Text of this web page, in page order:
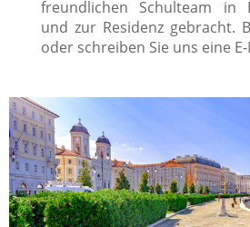
freundlichen Schulteam in
und zur Residenz gebracht.
oder schreiben Sie uns eine